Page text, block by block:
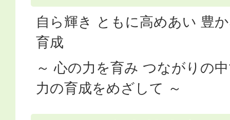
自ら輝き ともに高めあい 豊
育成
～ 心の力を育み つながりの
力の育成をめざして ～